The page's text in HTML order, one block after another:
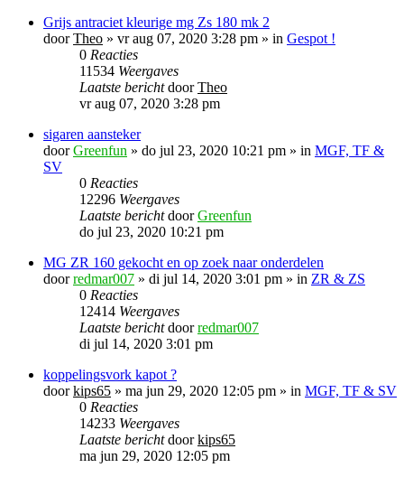
Grijs antraciet kleurige mg Zs 180 mk 2
doorTheo » vr aug 07, 2020 3:28 pm » in Gespot !
0 Reacties
11534 Weergaves
Laatste berichtdoorTheo
vr aug 07, 2020 3:28 pm
sigaren aansteker
doorGreenfun » do jul 23, 2020 10:21 pm » in MGF, TF &
SV
0 Reacties
12296 Weergaves
Laatste berichtdoorGreenfun
do jul 23, 2020 10:21 pm
MG ZR 160 gekocht en op zoek naar onderdelen
doorredmar007 » di jul 14, 2020 3:01 pm » in ZR & ZS
0 Reacties
12414 Weergaves
Laatste berichtdoorredmar007
di jul 14, 2020 3:01 pm
koppelingsvork kapot ?
doorkips65 » ma jun 29, 2020 12:05 pm » in MGF, TF & SV
0 Reacties
14233 Weergaves
Laatste berichtdoorkips65
ma jun 29, 2020 12:05 pm